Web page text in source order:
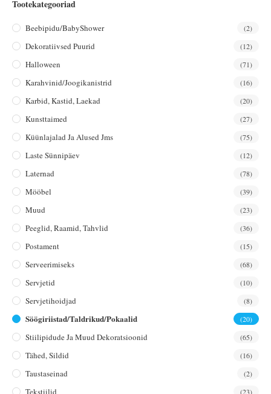
Tootekategooriad
Beebipidu/BabyShower (2)
Dekoratiivsed Puurid (12)
Halloween (71)
Karahvinid/joogikanistrid (16)
Karbid, Kastid, Laekad (20)
Kunsttaimed (27)
Küünlajalad Ja Alused Jms (75)
Laste Sünnipäev (12)
Laternad (78)
Mööbel (39)
Muud (23)
Peeglid, Raamid, Tahvlid (36)
Postament (15)
Serveerimiseks (68)
Servjetid (10)
Servjetihoidjad (8)
Söögiriistad/taldrikud/pokaalid (20)
Stiilipidude Ja Muud Dekoratsioonid (65)
Tähed, Sildid (16)
Taustaseinad (2)
Tekstiilid (23)